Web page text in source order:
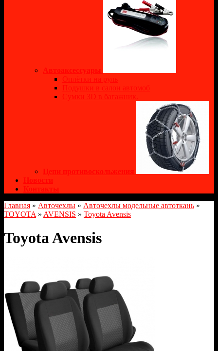
Автоаксессуары
Оплётки на руль
Подушки в салон автомоб
Сумки 3D в багажник.
Цепи противоскольжения
Новости
Контакты
Главная » Авточехлы » Авточехлы модельные автоткань »
TOYOTA » AVENSIS » Toyota Avensis
Toyota Avensis